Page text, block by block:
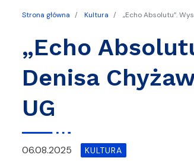
Strona główna Kultura „Echo Absolutu”.
„Echo
Denisa
UG
06.08.2025 KULTURA